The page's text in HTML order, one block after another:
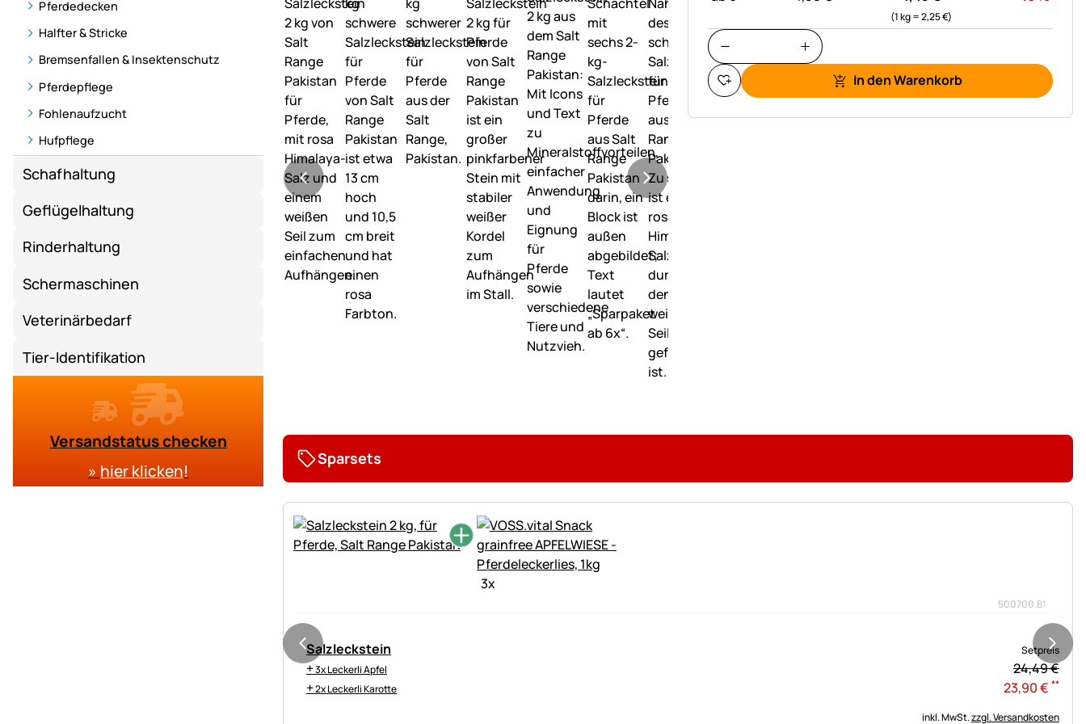
Pferdedecken
Halfter & Stricke
Bremsenfallen & Insektenschutz
Pferdepflege
Fohlenaufzucht
Hufpflege
Schafhaltung
Geflügelhaltung
Rinderhaltung
Schermaschinen
Veterinärbedarf
Tier-Identifikation
Versandstatus checken
» hier klicken!
(1 kg =2,25€)
In den Warenkorb
Sparsets
3x
500700.B1
Salzleckstein
+3x Leckerli Apfel
+2x Leckerli Karotte
Setpreis
24,49€
23,90€ **
inkl. MwSt.zzgl. Versandkosten